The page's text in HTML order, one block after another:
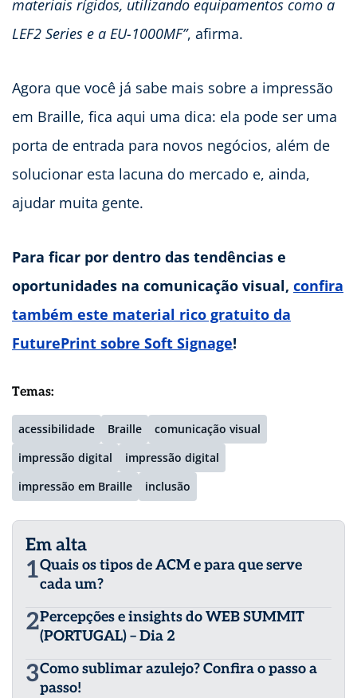
materiais rígidos, utilizando equipamentos como a
LEF2 Series e a EU-1000MF”, afirma.
Agora que você já sabe mais sobre a impressão
em Braille, fica aqui uma dica: ela pode ser uma
porta de entrada para novos negócios, além de
solucionar esta lacuna do mercado e, ainda,
ajudar muita gente.
Para ficar por dentro das tendências e
oportunidades na comunicação visual, confira
também este material rico gratuito da
FuturePrint sobre Soft Signage!
Temas:
acessibilidade Braille
comunicação visual
impressão digital
impressão digital
impressão em Braille
inclusão
Em alta
1Quais os tipos de ACM e para que serve
cada um?
2Percepções e insights do WEB SUMMIT
(PORTUGAL) – Dia 2
3Como sublimar azulejo? Confira o passo a
passo!